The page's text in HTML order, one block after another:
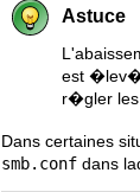
Astuce
est
r�gler les
Dans certaines
smb.conf dans